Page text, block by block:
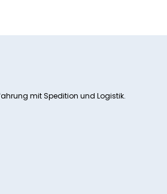
mit Spedition und Logistik.